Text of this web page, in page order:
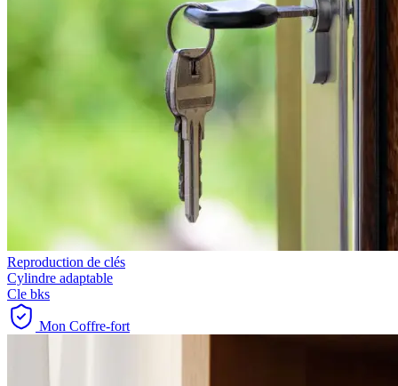
Reproduction de clés
Cylindre adaptable
Cle bks
Mon Coffre-fort